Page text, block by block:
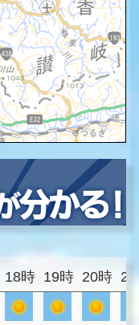
18時 19時 20時